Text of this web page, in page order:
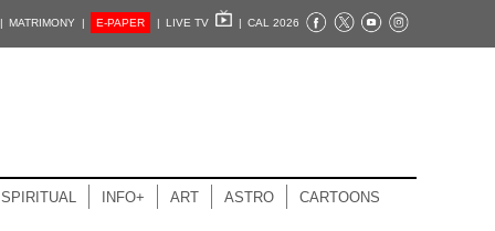
| MATRIMONY | E-PAPER | LIVE TV | CAL 2026
SPIRITUAL INFO+ ART ASTRO CARTOONS